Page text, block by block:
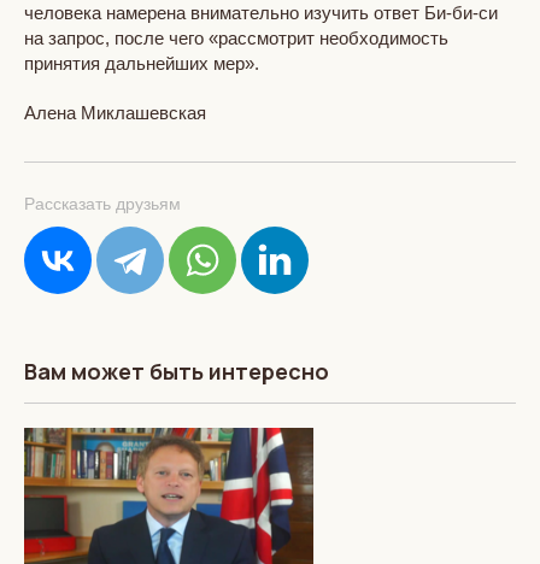
человека намерена внимательно изучить ответ Би-би-си
на запрос, после чего «рассмотрит необходимость
принятия дальнейших мер».
Алена Миклашевская
Рассказать друзьям
Вам может быть интересно